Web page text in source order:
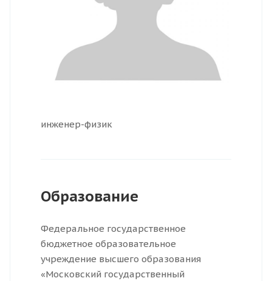
инженер-физик
Образование
Федеральное государственное
бюджетное образовательное
учреждение высшего образования
«Московский государственный